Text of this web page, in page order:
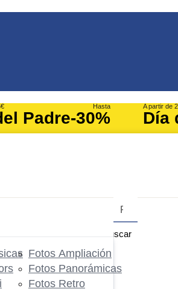
Padre
Hasta
-30%
A partir de
Día
Buscar
Fotos Ampliación
Fotos Panorámicas
Fotos Retro